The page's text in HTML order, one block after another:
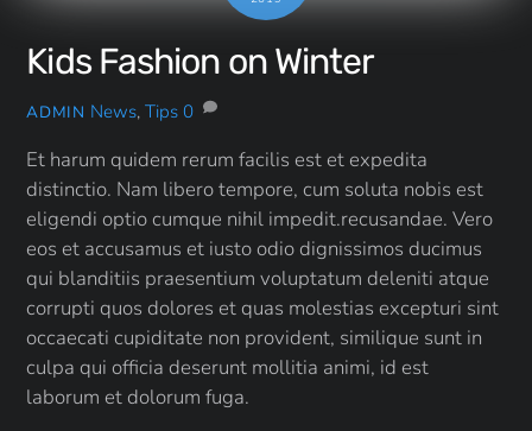
Kids Fashion on Winter
ADMIN News, Tips 0
Et harum quidem rerum facilis est et expedita
distinctio. Nam libero tempore, cum soluta nobis est
eligendi optio cumque nihil impedit.recusandae. Vero
eos et accusamus et iusto odio dignissimos ducimus
qui blanditiis praesentium voluptatum deleniti atque
corrupti quos dolores et quas molestias excepturi sint
occaecati cupiditate non provident, similique sunt in
culpa qui officia deserunt mollitia animi, id est
laborum et dolorum fuga.